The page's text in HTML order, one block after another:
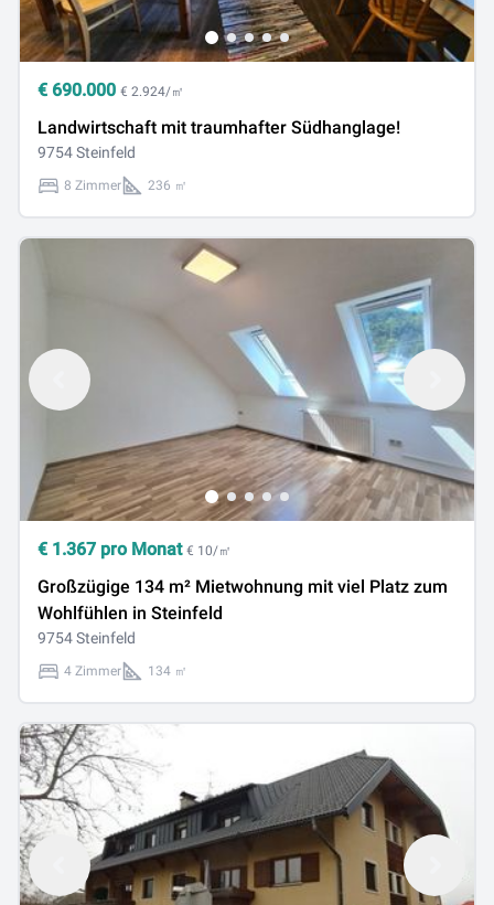
€ 690.000 € 2.924/㎡
Landwirtschaft mit traumhafter Südhanglage!
9754 Steinfeld
8 Zimmer 236 ㎡
€ 1.367 pro Monat € 10/㎡
Großzügige 134 m² Mietwohnung mit viel Platz zum
Wohlfühlen in Steinfeld
9754 Steinfeld
4 Zimmer 134 ㎡